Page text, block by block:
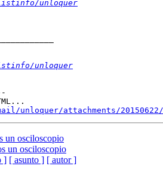
unloquer
unloquer
attachments/20150622/
un osciloscopio
un osciloscopio
] [ asunto ] [ autor ]